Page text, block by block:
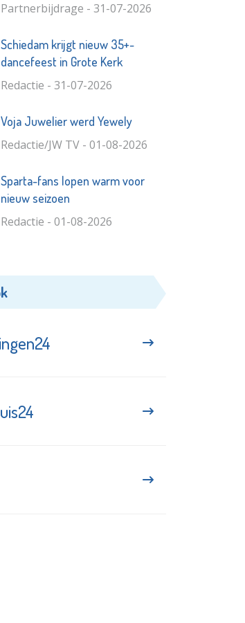
Partnerbijdrage - 31-07-2026
Schiedam krijgt nieuw 35+-
dancefeest in Grote Kerk
Redactie - 31-07-2026
Voja Juwelier werd Yewely
Redactie/JW TV - 01-08-2026
Sparta-fans lopen warm voor
nieuw seizoen
Redactie - 01-08-2026